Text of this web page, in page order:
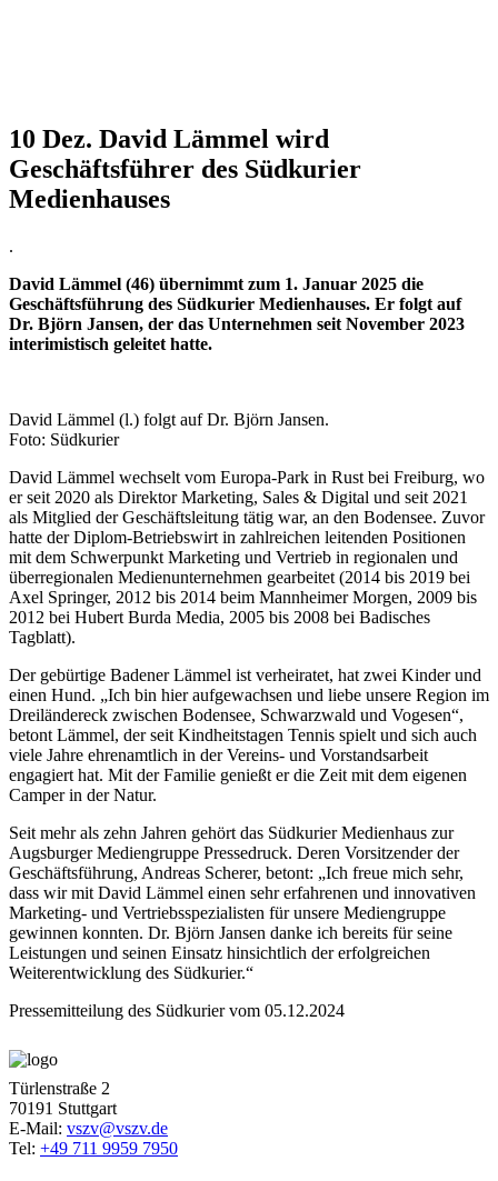
10 Dez. David Lämmel wird
Geschäftsführer des Südkurier
Medienhauses
.
David Lämmel (46) übernimmt zum 1. Januar 2025 die
Geschäftsführung des Südkurier Medienhauses. Er folgt auf
Dr. Björn Jansen, der das Unternehmen seit November 2023
interimistisch geleitet hatte.
David Lämmel (l.) folgt auf Dr. Björn Jansen.
Foto: Südkurier
David Lämmel wechselt vom Europa-Park in Rust bei Freiburg, wo
er seit 2020 als Direktor Marketing, Sales & Digital und seit 2021
als Mitglied der Geschäftsleitung tätig war, an den Bodensee. Zuvor
hatte der Diplom-Betriebswirt in zahlreichen leitenden Positionen
mit dem Schwerpunkt Marketing und Vertrieb in regionalen und
überregionalen Medienunternehmen gearbeitet (2014 bis 2019 bei
Axel Springer, 2012 bis 2014 beim Mannheimer Morgen, 2009 bis
2012 bei Hubert Burda Media, 2005 bis 2008 bei Badisches
Tagblatt).
Der gebürtige Badener Lämmel ist verheiratet, hat zwei Kinder und
einen Hund. „Ich bin hier aufgewachsen und liebe unsere Region im
Dreiländereck zwischen Bodensee, Schwarzwald und Vogesen“,
betont Lämmel, der seit Kindheitstagen Tennis spielt und sich auch
viele Jahre ehrenamtlich in der Vereins- und Vorstandsarbeit
engagiert hat. Mit der Familie genießt er die Zeit mit dem eigenen
Camper in der Natur.
Seit mehr als zehn Jahren gehört das Südkurier Medienhaus zur
Augsburger Mediengruppe Pressedruck. Deren Vorsitzender der
Geschäftsführung, Andreas Scherer, betont: „Ich freue mich sehr,
dass wir mit David Lämmel einen sehr erfahrenen und innovativen
Marketing- und Vertriebsspezialisten für unsere Mediengruppe
gewinnen konnten. Dr. Björn Jansen danke ich bereits für seine
Leistungen und seinen Einsatz hinsichtlich der erfolgreichen
Weiterentwicklung des Südkurier.“
Pressemitteilung des Südkurier vom 05.12.2024
Türlenstraße 2
70191 Stuttgart
E-Mail: vszv@vszv.de
Tel: +49 711 9959 7950